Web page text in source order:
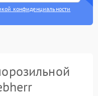
конфиденциальности